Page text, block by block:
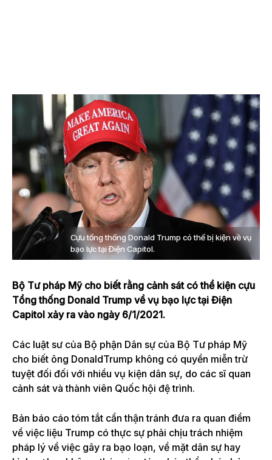
Cựu tổng thống Donald Trump có thể bị kiện về vụ
bạo lực tại Điện Capitol.
Bộ Tư pháp Mỹ cho biết rằng cảnh sát có thể kiện cựu
Tổng thống Donald Trump về vụ bạo lực tại Điện
Capitol xảy ra vào ngày 6/1/2021.
Các luật sư của Bộ phận Dân sự của Bộ Tư pháp Mỹ
cho biết ông DonaldTrump không có quyền miễn trừ
tuyệt đối đối với nhiều vụ kiện dân sự, do các sĩ quan
cảnh sát và thành viên Quốc hội đệ trình.
Bản báo cáo tóm tắt cẩn thận tránh đưa ra quan điểm
về việc liệu Trump có thực sự phải chịu trách nhiệm
pháp lý về việc gây ra bạo loạn, về mặt dân sự hay